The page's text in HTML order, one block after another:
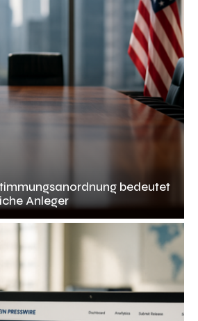
bedeutet
Anleger